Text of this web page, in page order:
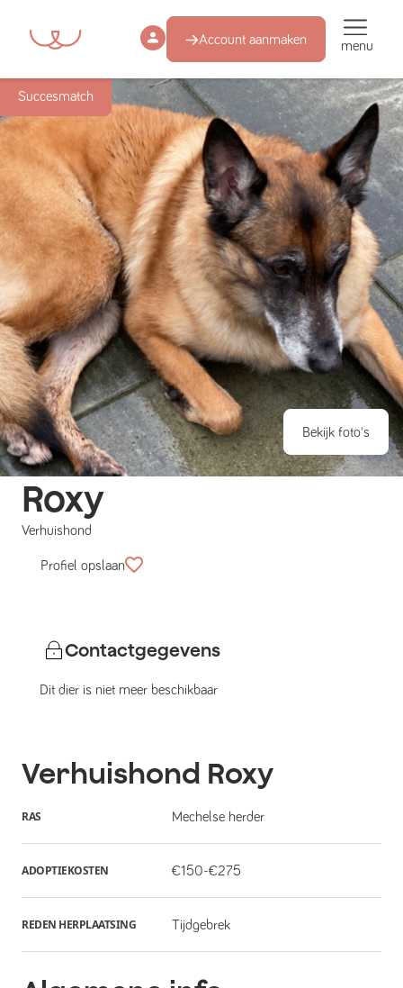
Account aanmaken menu
Succesmatch
Bekijk foto's
Roxy
Verhuishond
Profiel opslaan
Contactgegevens
Dit dier is niet meer beschikbaar
Verhuishond Roxy
RAS Mechelse herder
ADOPTIEKOSTEN €150-€275
REDEN HERPLAATSING Tijdgebrek